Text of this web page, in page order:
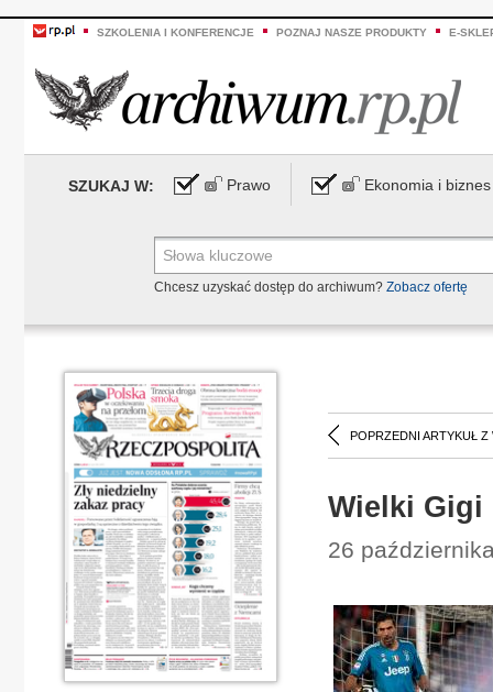
SZKOLENIA I KONFERENCJE POZNAJ NASZE PRODUKTY E-
SZUKAJ W: Prawo Ekonomia i biznes
Chcesz uzyskać dostęp do archiwum? Zobacz ofertę
POPRZEDNI ARTYKUŁ Z
Wielki Gigi
26